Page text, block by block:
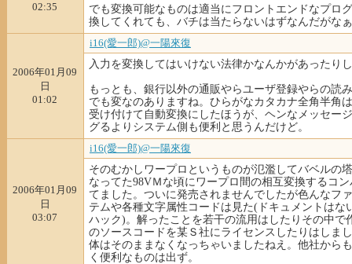
02:35
でも変換可能なものは適当にフロントエンドなプロ
換してくれても、バチは当たらないはずなんだがな
2006年01月09
日
01:02
i16(愛一郎)@一陽來復
入力を変換してはいけない法律かなんかがあったり
もっとも、銀行以外の通販やらユーザ登録やらの読
でも変なのありますね。ひらがなカタカナ全角半角
受け付けて自動変換にしたほうが、ヘンなメッセー
グるよりシステム側も便利と思うんだけど。
2006年01月09
日
03:07
i16(愛一郎)@一陽來復
そのむかしワープロというものが氾濫してバベルの
なってた98VＭな頃にワープロ間の相互変換するコ
てました。ついに発売されませんでしたが色んなフ
テムや各種文字属性コードは見た(ドキュメントはな
ハック)。解ったことを若干の流用はしたりその中で
のソースコードを某Ｓ社にライセンスしたりはしま
体はそのままなくなっちゃいましたねえ。他社から
く便利なものは出ず。